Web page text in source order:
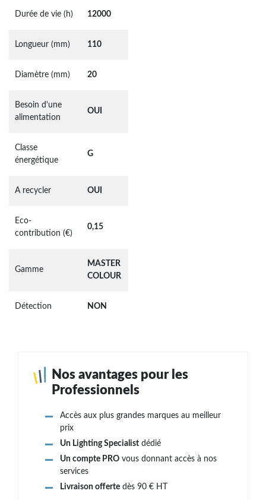
Durée de vie (h) 12000
Longueur (mm) 110
Diamètre (mm) 20
Besoin d'une
alimentation
OUI
Classe
énergétique
G
A recycler OUI
Eco-
contribution (€)
0,15
Gamme
MASTER
COLOUR
Détection NON
Nos avantages pour les
Professionnels
Accès aux plus grandes marques au meilleur
prix
Un Lighting Specialist dédié
Un compte PRO vous donnant accès à nos
services
Livraison offerte dès 90 € HT